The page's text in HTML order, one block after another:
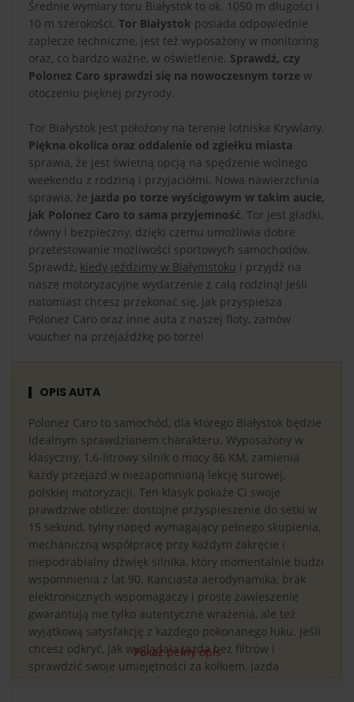
Średnie wymiary toru Białystok to ok. 1050 m długości i
10 m szerokości. Tor Białystok posiada odpowiednie
zaplecze techniczne, jest też wyposażony w monitoring
oraz, co bardzo ważne, w oświetlenie. Sprawdź, czy
Polonez Caro sprawdzi się na nowoczesnym torze w
otoczeniu pięknej przyrody.
Tor Białystok jest położony na terenie lotniska Krywlany.
Piękna okolica oraz oddalenie od zgiełku miasta
sprawia, że jest świetną opcją na spędzenie wolnego
weekendu z rodziną i przyjaciółmi. Nowa nawierzchnia
sprawia, że jazda po torze wyścigowym w takim aucie,
jak Polonez Caro to sama przyjemność. Tor jest gładki,
równy i bezpieczny, dzięki czemu umożliwia dobre
przetestowanie możliwości sportowych samochodów.
Sprawdź, kiedy jeździmy w Białymstoku i przyjdź na
nasze motoryzacyjne wydarzenie z całą rodziną! Jeśli
natomiast chcesz przekonać się, jak przyspiesza
Polonez Caro oraz inne auta z naszej floty, zamów
voucher na przejażdżkę po torze!
OPIS AUTA
Polonez Caro to samochód, dla którego Białystok będzie
idealnym sprawdzianem charakteru. Wyposażony w
klasyczny, 1,6-litrowy silnik o mocy 86 KM, zamienia
każdy przejazd w niezapomnianą lekcję surowej,
polskiej motoryzacji. Ten klasyk pokaże Ci swoje
prawdziwe oblicze: dostojne przyspieszenie do setki w
15 sekund, tylny napęd wymagający pełnego skupienia,
mechaniczną współpracę przy każdym zakręcie i
niepodrabialny dźwięk silnika, który momentalnie budzi
wspomnienia z lat 90. Kanciasta aerodynamika, brak
elektronicznych wspomagaczy i proste zawieszenie
gwarantują nie tylko autentyczne wrażenia, ale też
wyjątkową satysfakcję z każdego pokonanego łuku. Jeśli
chcesz odkryć, jak wyglądała jazda bez filtrów i
sprawdzić swoje umiejętności za kółkiem, jazda
Pokaż pełny opis